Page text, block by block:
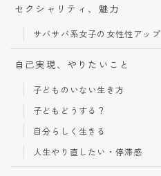
セクシャリティ、魅力
サバサバ系女子の女性性アップ
自己実現、やりたいこと
子どものいない生き方
子どもどうする？
自分らしく生きる
人生やり直したい・停滞感